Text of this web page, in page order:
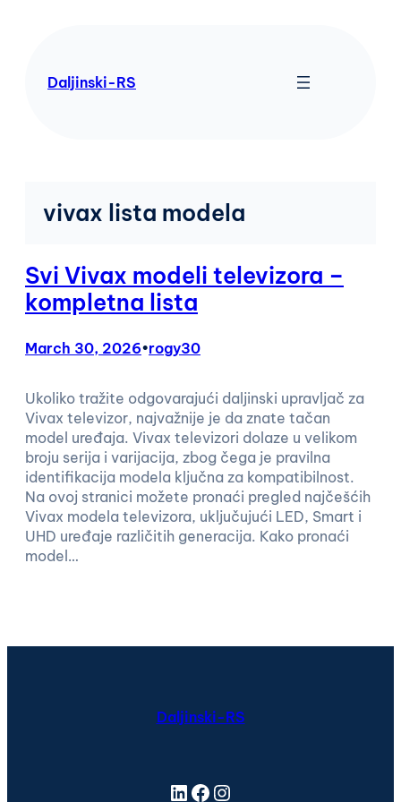
Daljinski-RS
vivax lista modela
Svi Vivax modeli televizora –
kompletna lista
March 30, 2026•rogy30
Ukoliko tražite odgovarajući daljinski upravljač za
Vivax televizor, najvažnije je da znate tačan
model uređaja. Vivax televizori dolaze u velikom
broju serija i varijacija, zbog čega je pravilna
identifikacija modela ključna za kompatibilnost.
Na ovoj stranici možete pronaći pregled najčešćih
Vivax modela televizora, uključujući LED, Smart i
UHD uređaje različitih generacija. Kako pronaći
model…
Daljinski-RS
LinkedIn Facebook Instagram